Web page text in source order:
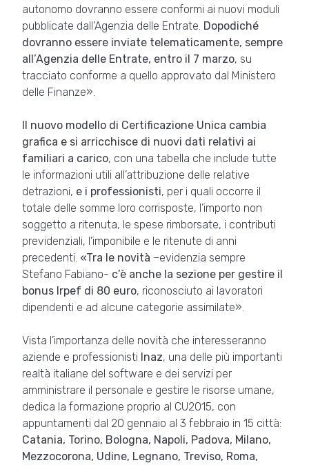
autonomo dovranno essere conformi ai nuovi moduli
pubblicate dall’Agenzia delle Entrate. Dopodiché
dovranno essere inviate telematicamente, sempre
all’Agenzia delle Entrate, entro il 7 marzo, su
tracciato conforme a quello approvato dal Ministero
delle Finanze».
Il nuovo modello di Certificazione Unica cambia
grafica e si arricchisce di nuovi dati relativi ai
familiari a carico, con una tabella che include tutte
le informazioni utili all’attribuzione delle relative
detrazioni, e i professionisti, per i quali occorre il
totale delle somme loro corrisposte, l’importo non
soggetto a ritenuta, le spese rimborsate, i contributi
previdenziali, l’imponibile e le ritenute di anni
precedenti. «Tra le novità –evidenzia sempre
Stefano Fabiano- c’è anche la sezione per gestire il
bonus Irpef di 80 euro, riconosciuto ai lavoratori
dipendenti e ad alcune categorie assimilate».
Vista l’importanza delle novità che interesseranno
aziende e professionisti Inaz, una delle più importanti
realtà italiane del software e dei servizi per
amministrare il personale e gestire le risorse umane,
dedica la formazione proprio al CU2015, con
appuntamenti dal 20 gennaio al 3 febbraio in 15 città:
Catania, Torino, Bologna, Napoli, Padova, Milano,
Mezzocorona, Udine, Legnano, Treviso, Roma,